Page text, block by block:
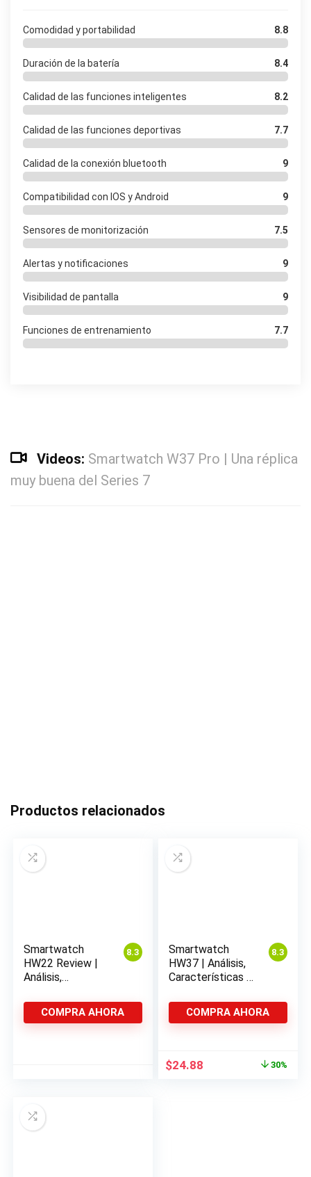
Comodidad y portabilidad 8.8
Duración de la batería 8.4
Calidad de las funciones inteligentes 8.2
Calidad de las funciones deportivas 7.7
Calidad de la conexión bluetooth 9
Compatibilidad con IOS y Android 9
Sensores de monitorización 7.5
Alertas y notificaciones 9
Visibilidad de pantalla 9
Funciones de entrenamiento 7.7
Videos: Smartwatch W37 Pro | Una réplica
muy buena del Series 7
Productos relacionados
8.3
Smartwatch
HW22 Review |
Análisis,
Opiniones
COMPRA AHORA
8.3
Smartwatch
HW37 | Análisis,
Características y
COMPRA AHORA
El
$24.88 30%